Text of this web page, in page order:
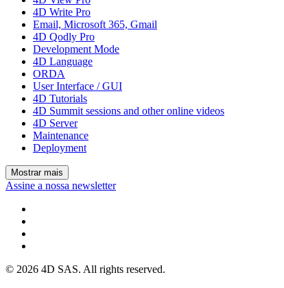
4D Write Pro
Email, Microsoft 365, Gmail
4D Qodly Pro
Development Mode
4D Language
ORDA
User Interface / GUI
4D Tutorials
4D Summit sessions and other online videos
4D Server
Maintenance
Deployment
Mostrar mais
Assine a nossa newsletter
© 2026 4D SAS. All rights reserved.